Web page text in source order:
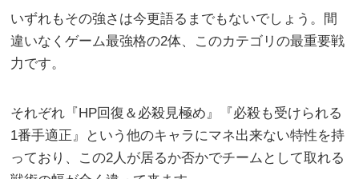
いずれもその強さは今更語るまでもないでしょう。間
違いなくゲーム最強格の2体、このカテゴリの最重要戦
力です。
それぞれ『HP回復＆必殺見極め』『必殺も受けられる
1番手適正』という他のキャラにマネ出来ない特性を持
っており、この2人が居るか否かでチームとして取れる